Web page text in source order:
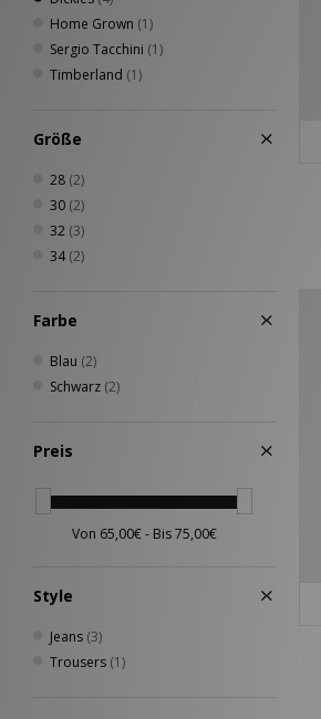
Home Grown (1)
Sergio Tacchini (1)
Timberland (1)
Größe
28 (2)
30 (2)
32 (3)
34(2)
Farbe
Blau (2)
Schwarz (2)
Preis
Style
Jeans (3)
Trousers (1)